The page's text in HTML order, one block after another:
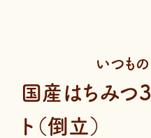
いつも
国産はちみつ
ト（倒立）